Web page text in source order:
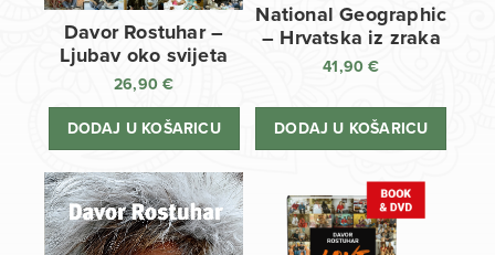
Davor Rostuhar –
Ljubav oko svijeta
26,90€
DODAJ U KOŠARICU
National Geographic
– Hrvatska iz zraka
41,90€
DODAJ U KOŠARICU